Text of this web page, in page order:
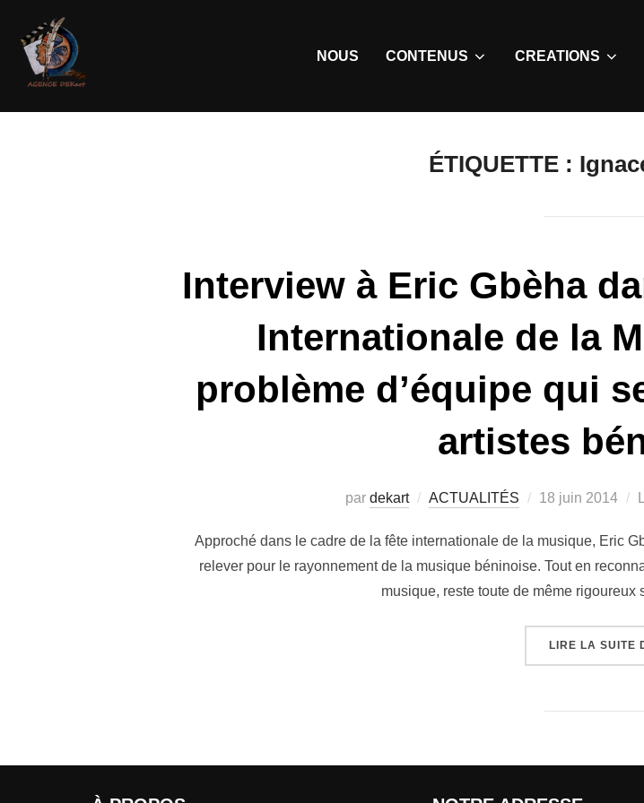
NOUS CONTENUS CREATIONS
ÉTIQUETTE :
Interview à Eric Gbèha
Internationale de la
problème d’équipe qui
artistes
par dekart ACTUALITÉS 18 juin 2014
Approché dans le cadre de la fête internationale de la musique, Eric
relever pour le rayonnement de la musique béninoise. Tout en
musique, reste toute de même
LIRE LA SUITE